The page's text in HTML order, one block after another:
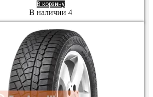
В корзину
В наличии 4